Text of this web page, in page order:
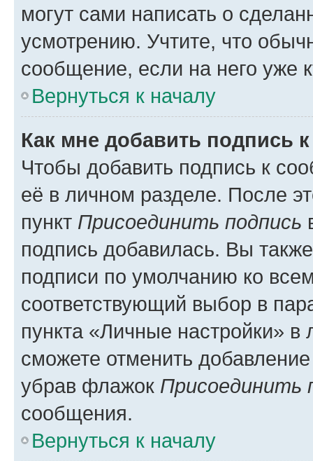
могут сами написать о
усмотрению. Учтите, что
сообщение, если на него уже
Вернуться к началу
Как мне добавить подпись
Чтобы добавить подпись к
её в личном разделе. После
пункт Присоединить подпись
подпись добавилась. Вы
подписи по умолчанию ко
соответствующий выбор в
пункта «Личные настройки»
сможете отменить
убрав флажок Присоединить
сообщения.
Вернуться к началу